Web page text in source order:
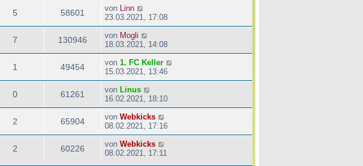
5 58601 von Linn
23.03.2021, 17:08
7 130946 von Mogli
18.03.2021, 14:08
1 49454 von 1. FC Keller
15.03.2021, 13:46
0 61261 von Linus
16.02.2021, 18:10
2 65904 von Webkicks
08.02.2021, 17:16
2 60226 von Webkicks
08.02.2021, 17:11